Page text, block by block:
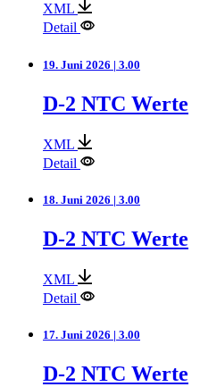
XML
Detail
19. Juni 2026 | 3.00
D-2 NTC Werte
XML
Detail
18. Juni 2026 | 3.00
D-2 NTC Werte
XML
Detail
17. Juni 2026 | 3.00
D-2 NTC Werte